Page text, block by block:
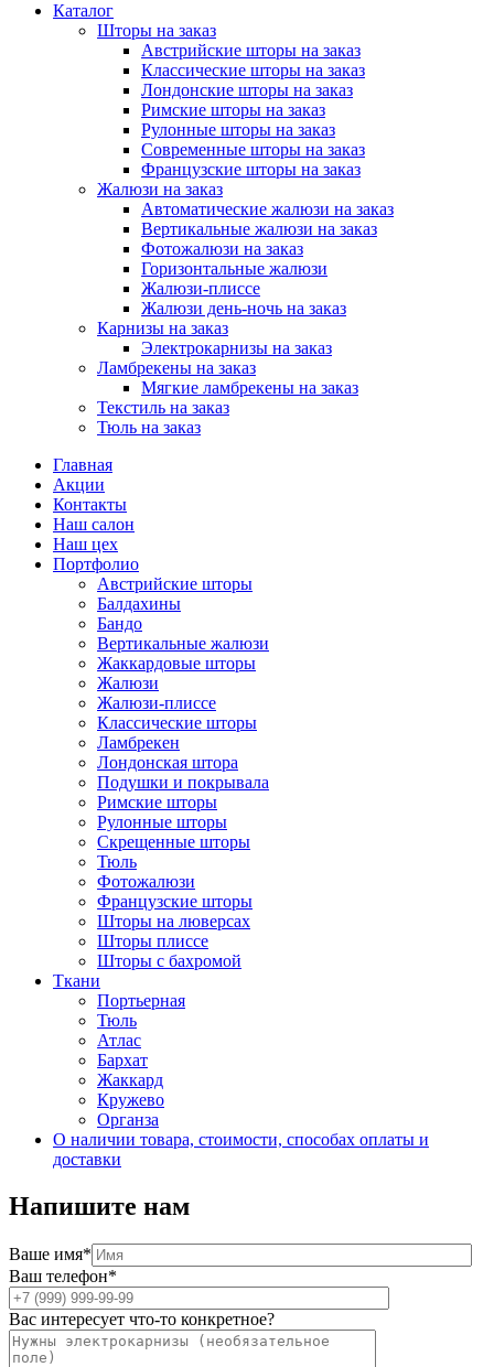
Каталог
Шторы на заказ
Австрийские шторы на заказ
Классические шторы на заказ
Лондонские шторы на заказ
Римские шторы на заказ
Рулонные шторы на заказ
Современные шторы на заказ
Французские шторы на заказ
Жалюзи на заказ
Автоматические жалюзи на заказ
Вертикальные жалюзи на заказ
Фотожалюзи на заказ
Горизонтальные жалюзи
Жалюзи-плиссе
Жалюзи день-ночь на заказ
Карнизы на заказ
Электрокарнизы на заказ
Ламбрекены на заказ
Мягкие ламбрекены на заказ
Текстиль на заказ
Тюль на заказ
Главная
Акции
Контакты
Наш салон
Наш цех
Портфолио
Австрийские шторы
Балдахины
Бандо
Вертикальные жалюзи
Жаккардовые шторы
Жалюзи
Жалюзи-плиссе
Классические шторы
Ламбрекен
Лондонская штора
Подушки и покрывала
Римские шторы
Рулонные шторы
Скрещенные шторы
Тюль
Фотожалюзи
Французские шторы
Шторы на люверсах
Шторы плиссе
Шторы с бахромой
Ткани
Портьерная
Тюль
Атлас
Бархат
Жаккард
Кружево
Органза
О наличии товара, стоимости, способах оплаты и
доставки
Напишите нам
Ваше имя*
Ваш телефон*
Вас интересует что-то конкретное?